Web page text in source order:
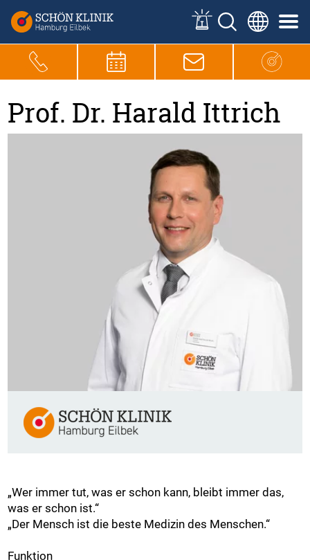
Prof. Dr. Harald Ittrich
„Wer immer tut, was er schon kann, bleibt immer das,
was er schon ist.“
„Der Mensch ist die beste Medizin des Menschen.“
Funktion